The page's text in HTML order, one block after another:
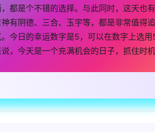
都是个不错的选择。与此同时，这天也
有阴德、三合、玉宇等，都是非常值得
今日的幸运数字是5，可以在数字上选
，今天是一个充满机会的日子，抓住时